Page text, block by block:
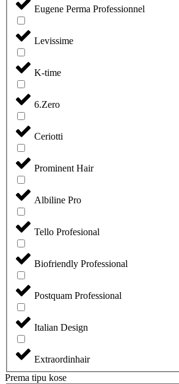
Eugene Perma Professionnel
Levissime
K-time
6.Zero
Ceriotti
Prominent Hair
Albiline Pro
Tello Profesional
Biofriendly Professional
Postquam Professional
Italian Design
Extraordinhair
Prema tipu kose